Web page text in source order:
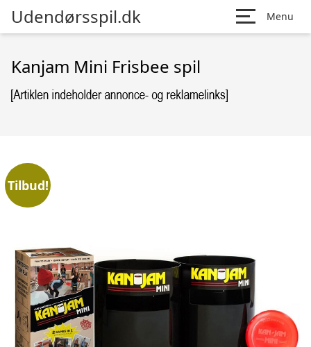
Udendørsspil.dk Menu
Kanjam Mini Frisbee spil
Tilbud!